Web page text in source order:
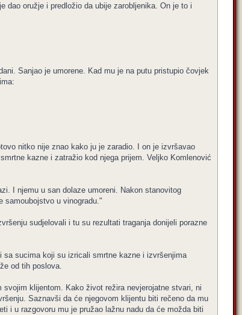
oružje i predložio da ubije zarobljenika. On je to i
Sanjao je umorene. Kad mu je na putu pristupio čovjek
nitko nije znao kako ju je zaradio. I on je izvršavao
kazne i zatražio kod njega prijem. Veljko Komlenović
I njemu u san dolaze umoreni. Nakon stanovitog
samoubojstvo u vinogradu."
sudjelovali i tu su rezultati traganja donijeli porazne
sa sucima koji su izricali smrtne kazne i izvršenjima
od tih poslova.
klijentom. Kako život režira nevjerojatne stvari, ni
Saznavši da će njegovom klijentu biti rečeno da mu
i u razgovoru mu je pružao lažnu nadu da će možda biti